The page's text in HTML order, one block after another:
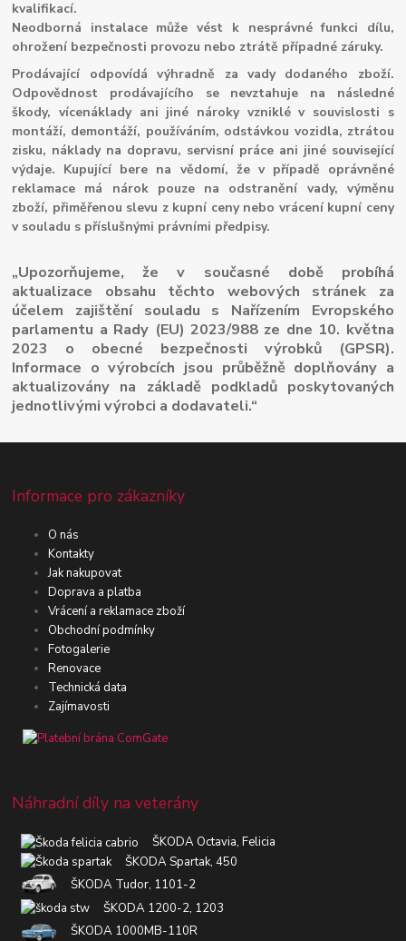
kvalifikací.
Neodborná instalace může vést k nesprávné funkci dílu,
ohrožení bezpečnosti provozu nebo ztrátě případné záruky.
Prodávající odpovídá výhradně za vady dodaného zboží.
Odpovědnost prodávajícího se nevztahuje na následné
škody, vícenáklady ani jiné nároky vzniklé v souvislosti s
montáží, demontáží, používáním, odstávkou vozidla, ztrátou
zisku, náklady na dopravu, servisní práce ani jiné související
výdaje. Kupující bere na vědomí, že v případě oprávněné
reklamace má nárok pouze na odstranění vady, výměnu
zboží, přiměřenou slevu z kupní ceny nebo vrácení kupní ceny
v souladu s příslušnými právními předpisy.
„Upozorňujeme, že v současné době probíhá
aktualizace obsahu těchto webových stránek za
účelem zajištění souladu s Nařízením Evropského
parlamentu a Rady (EU) 2023/988 ze dne 10. května
2023 o obecné bezpečnosti výrobků (GPSR).
Informace o výrobcích jsou průběžně doplňovány a
aktualizovány na základě podkladů poskytovaných
jednotlivými výrobci a dodavateli.“
Informace pro zákazníky
O nás
Kontakty
Jak nakupovat
Doprava a platba
Vrácení a reklamace zboží
Obchodní podmínky
Fotogalerie
Renovace
Technická data
Zajímavosti
Náhradní díly na veterány
ŠKODA Octavia, Felicia
ŠKODA Spartak, 450
ŠKODA Tudor, 1101-2
ŠKODA 1200-2, 1203
ŠKODA 1000MB-110R